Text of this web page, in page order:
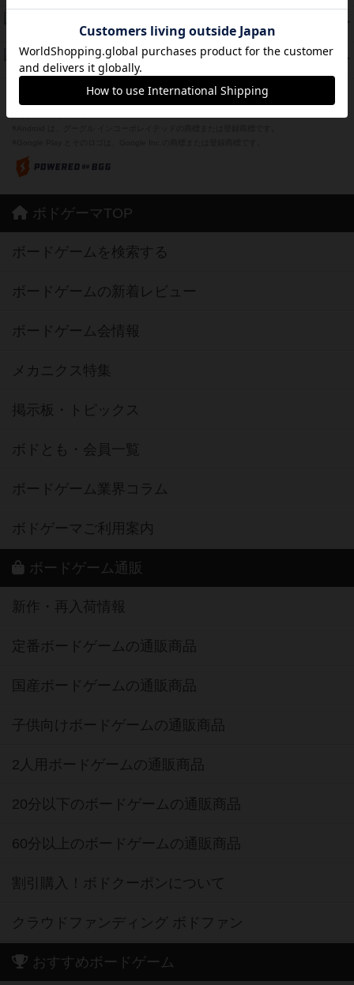
PT
紹介文なし 1件の投稿
37 PT
フリップ７：復讐心とともに
紹介文なし 2件の投稿
※Apple、Apple のロゴ は、米国および他の国々で登録されたApple Inc.の商標です。
ボドゲーマTOP
ボードゲームを検索する
ボードゲームの新着レビュー
ボードゲーム会情報
メカニクス特集
掲示板・トピックス
ボドとも・会員一覧
ボードゲーム業界コラム
ボドゲーマご利用案内
ボードゲーム通販
新作・再入荷情報
定番ボードゲームの通販商品
国産ボードゲームの通販商品
子供向けボードゲームの通販商品
2人用ボードゲームの通販商品
20分以下のボードゲームの通販商品
60分以上のボードゲームの通販商品
割引購入！ボドクーポンについて
クラウドファンディング ボドファン
おすすめボードゲーム